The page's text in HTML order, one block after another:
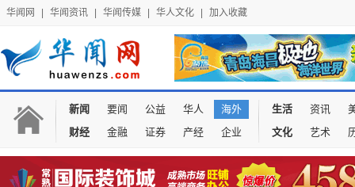
华闻网 华闻资讯 华闻传媒 华人文化 加入收藏
新闻 要闻 公益 华人
海外
财经
金融 证券 产经 企业
生活 资讯
文化
艺术